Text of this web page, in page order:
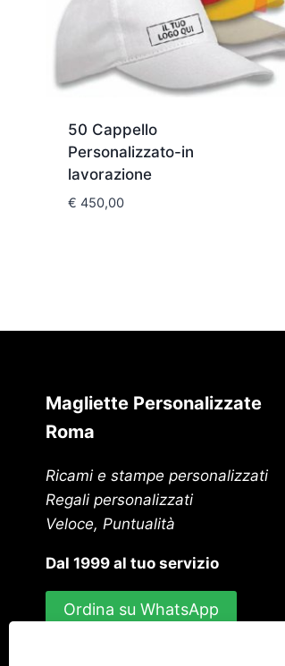
50 Cappello
Personalizzato-in
lavorazione
€ 450,00
Magliette Personalizzate
Roma
Ricami e stampe personalizzati
Regali personalizzati
Veloce, Puntualità
Dal 1999 al tuo servizio
Ordina su WhatsApp